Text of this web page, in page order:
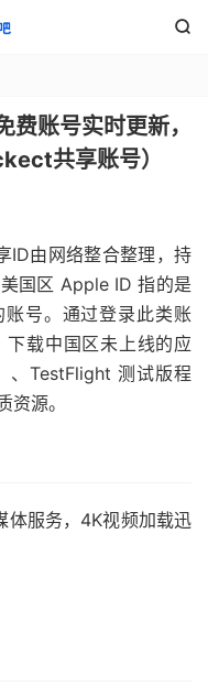

账号实时更新，
共享账号）
ID由网络整合整理，持
国区 Apple ID 指的是
号。通过登录此类账
载中国区未上线的应
、TestFlight 测试版程
源。
体服务，4K视频加载迅